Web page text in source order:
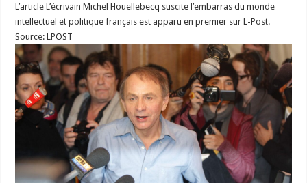
L’article L’écrivain Michel Houellebecq suscite l’embarras du monde
intellectuel et politique français est apparu en premier sur L-Post.
Source: LPOST